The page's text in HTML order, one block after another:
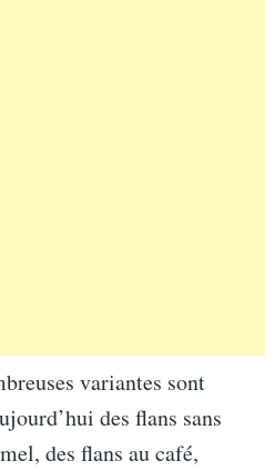
variantes sont
des flans sans
des flans au café,